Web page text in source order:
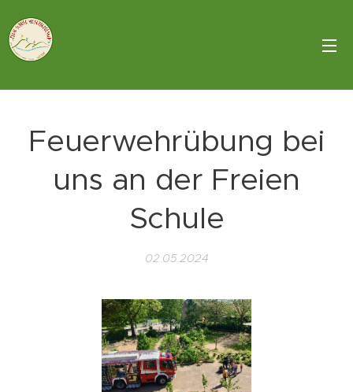
Feuerwehrübung bei
uns an der Freien
Schule
02.05.2024